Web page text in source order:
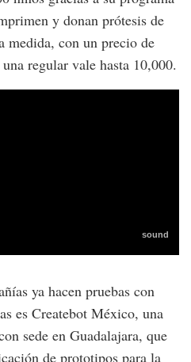
y donan prótesis de
medida, con un precio de
regular vale hasta 10,000.
ya hacen pruebas con
es Createbot México, una
sede en Guadalajara, que
de prototipos para la